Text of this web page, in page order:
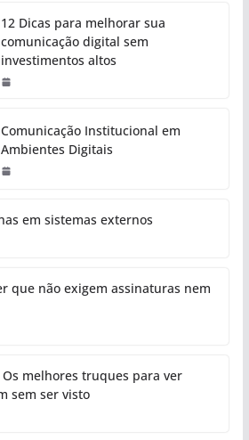
12 Dicas para melhorar sua
comunicação digital sem
investimentos altos
Comunicação Institucional em
Ambientes Digitais
em sistemas externos
que não exigem assinaturas nem
melhores truques para ver
sem ser visto